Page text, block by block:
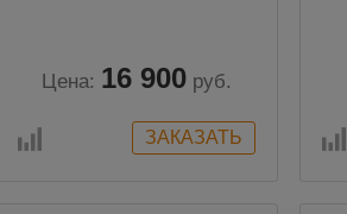
Цена: 16 900 руб.